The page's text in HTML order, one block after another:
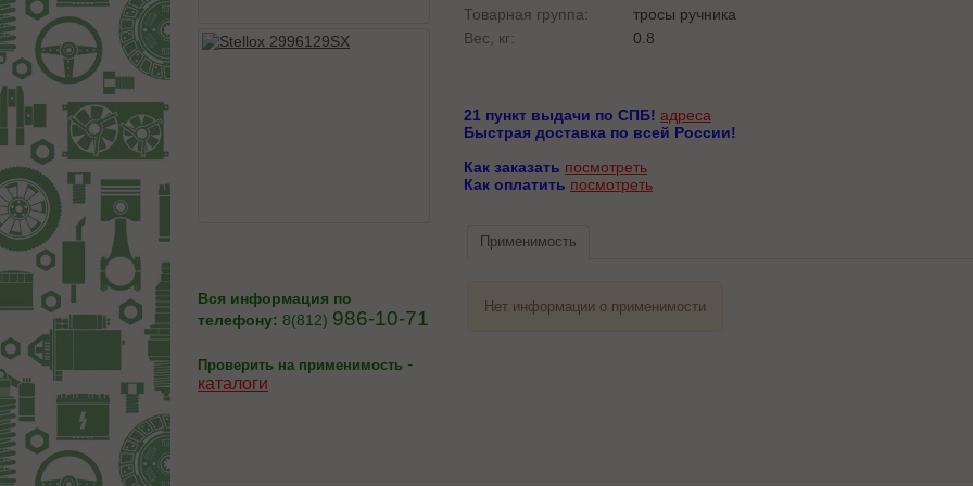
Вся информация по
телефону: 8(812) 986-10-71
Проверить на применимость -
каталоги
Товарная группа:
тросы ручника
Вес, кг:
0.8
21 пункт выдачи по СПБ! адреса
Быстрая доставка по всей России!
Как заказать посмотреть
Как оплатить посмотреть
Применимость
Нет информации о применимости